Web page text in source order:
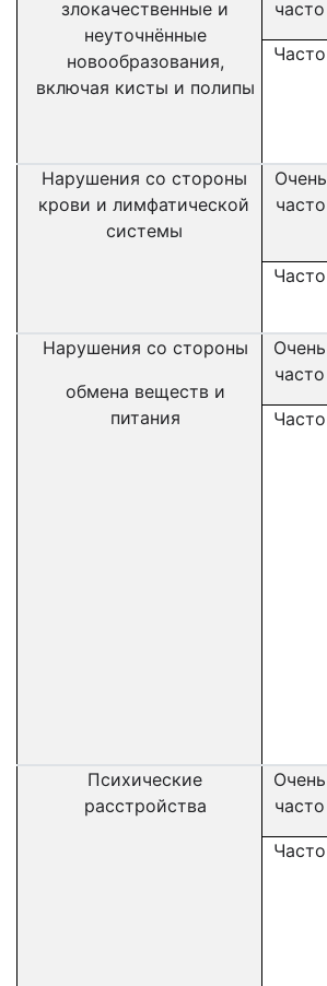
злокачественные и
неуточнённые
новообразования,
включая кисты и полипы
часто
Часто
Нарушения со стороны
крови и лимфатической
системы
Очень
часто
Часто
Нарушения со стороны
обмена веществ и
питания
Очень
часто
Часто
Психические
расстройства
Очень
часто
Часто